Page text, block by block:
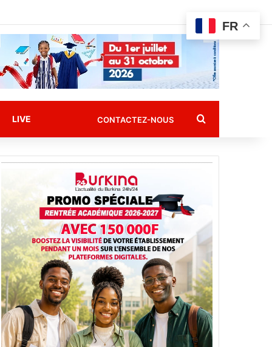
LIVE CONTACTEZ-NOUS Rechercher
FR